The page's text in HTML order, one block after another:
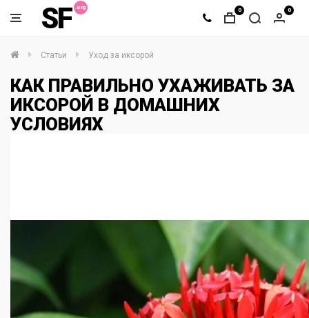
SF 0 0
Статьи Уход за иксорой
КАК ПРАВИЛЬНО УХАЖИВАТЬ ЗА
ИКСОРОЙ В ДОМАШНИХ
УСЛОВИЯХ